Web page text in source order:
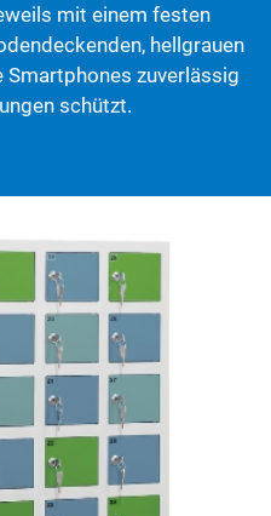
mit einem festen
hellgrauen
zuverlässig
schützt.